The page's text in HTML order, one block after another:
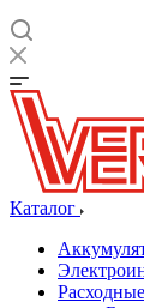
Каталог